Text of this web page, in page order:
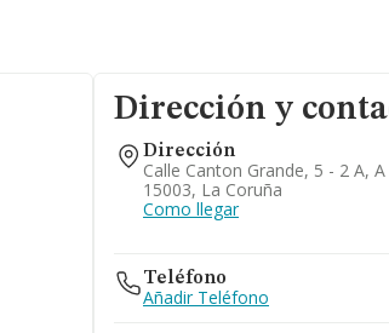
Dirección y
Dirección
Calle Canton Grande, 5 - 2 A,
15003, La Coruña
Como llegar
Teléfono
Añadir Teléfono